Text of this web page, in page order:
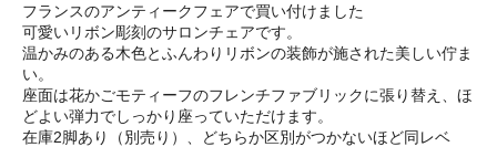
フランスのアンティークフェアで買い付けました
可愛いリボン彫刻のサロンチェアです。
温かみのある木色とふんわりリボンの装飾が施された美しい佇ま
い。
座面は花かごモティーフのフレンチファブリックに張り替え、ほ
どよい弾力でしっかり座っていただけます。
在庫2脚あり（別売り）、どちらか区別がつかないほど同レベ